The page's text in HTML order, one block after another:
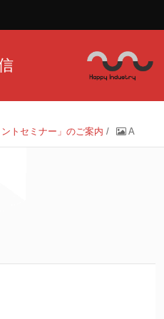
トセミナー」のご案内 / A